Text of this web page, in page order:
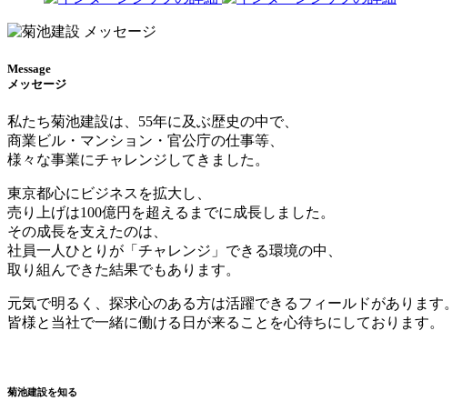
Message
メッセージ
私たち菊池建設は、55年に及ぶ歴史の中で、
商業ビル・マンション・官公庁の仕事等、
様々な事業にチャレンジしてきました。
東京都心にビジネスを拡大し、
売り上げは100億円を超えるまでに成長しました。
その成長を支えたのは、
社員一人ひとりが「チャレンジ」できる環境の中、
取り組んできた結果でもあります。
元気で明るく、探求心のある方は活躍できるフィールドがあります。
皆様と当社で一緒に働ける日が来ることを心待ちにしております。
菊池建設を知る